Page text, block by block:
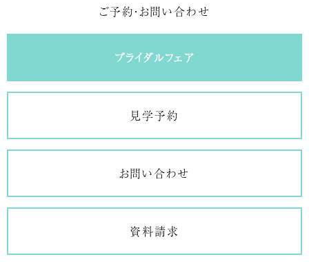
ご予約・お問い合わせ
ブライダルフェア
見学予約
お問い合わせ
資料請求